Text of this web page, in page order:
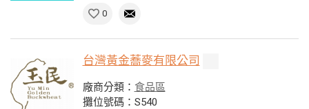
0
台灣黃金蕎麥有限公司
廠商分類： 食品區
攤位號碼：S540